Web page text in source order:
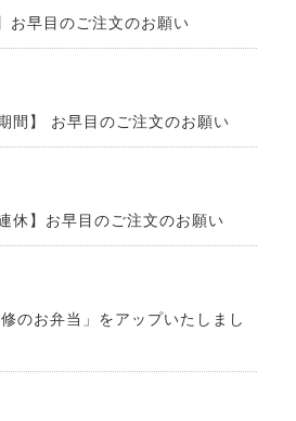
お早目のご注文のお願い
間】 お早目のご注文のお願い
休】お早目のご注文のお願い
のお弁当」をアップいたしまし